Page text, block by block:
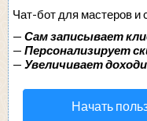
Чат-бот для мастеров и
— Сам записывает
— Персонализирует
— Увеличивает
Начать